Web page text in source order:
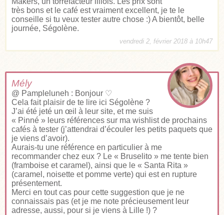
très bons et le café est vraiment excellent, je te le
conseille si tu veux tester autre chose :) A bientôt, belle
journée, Ségolène.
vendredi 2, février 2018 à 10h47
Mély
@ Pampleluneh : Bonjour ♡
Cela fait plaisir de te lire ici Ségolène ?
J’ai été jeté un œil à leur site, et me suis
« Pinné » leurs références sur ma wishlist de prochains
cafés à tester (j’attendrai d’écouler les petits paquets que
je viens d’avoir).
Aurais-tu une référence en particulier à me
recommander chez eux ? Le « Bruselito » me tente bien
(framboise et caramel), ainsi que le « Santa Rita »
(caramel, noisette et pomme verte) qui est en rupture
présentement.
Merci en tout cas pour cette suggestion que je ne
connaissais pas (et je me note précieusement leur
adresse, aussi, pour si je viens à Lille !) ?